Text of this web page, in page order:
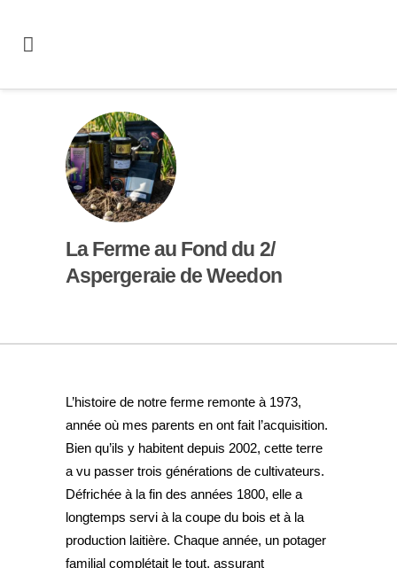
La Ferme au Fond du 2/
Aspergeraie de Weedon
L’histoire de notre ferme remonte à 1973,
année où mes parents en ont fait l’acquisition.
Bien qu’ils y habitent depuis 2002, cette terre
a vu passer trois générations de cultivateurs.
Défrichée à la fin des années 1800, elle a
longtemps servi à la coupe du bois et à la
production laitière. Chaque année, un potager
familial complétait le tout, assurant